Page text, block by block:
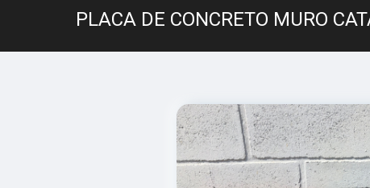
PLACA DE CONCRETO MURO